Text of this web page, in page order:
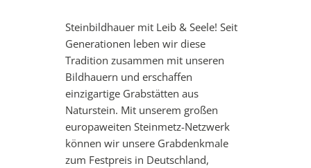
Steinbildhauer mit Leib & Seele! Seit
Generationen leben wir diese
Tradition zusammen mit unseren
Bildhauern und erschaffen
einzigartige Grabstätten aus
Naturstein. Mit unserem großen
europaweiten Steinmetz-Netzwerk
können wir unsere Grabdenkmale
zum Festpreis in Deutschland,